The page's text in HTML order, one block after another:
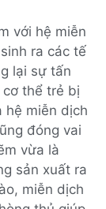
với hệ miễn
ra các tế
lại sự tấn
cơ thể trẻ bị
hệ miễn dịch
đóng vai
vừa là
sản xuất ra
miễn dịch